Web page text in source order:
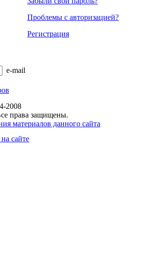
e-mail
Проблемы с авторизацией?
Регистрация
2008
права защищены.
материалов данного сайта
сайте